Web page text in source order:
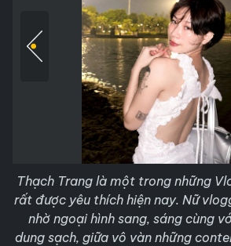
Thạch Trang là một trong những
rất được yêu thích hiện nay. Nữ
nhờ ngoại hình sang, sáng cùng
dung sạch, giữa vô vàn những